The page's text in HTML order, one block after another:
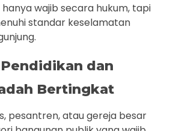
hanya wajib secara hukum, tapi
standar keselamatan
dan
Bertingkat
pesantren, atau gereja besar